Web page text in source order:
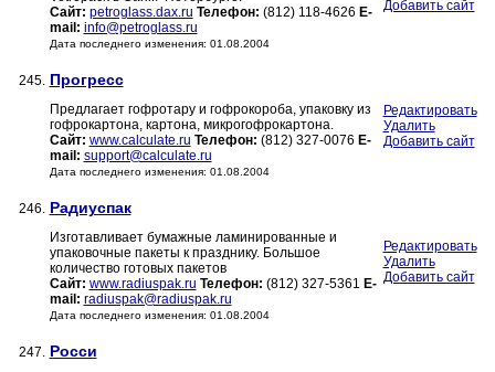
Сайт: petroglass.dax.ru Телефон: (812) 118-4626 E-
mail: info@petroglass.ru
Дата последнего изменения: 01.08.2004
Добавить сайт
245. Прогресс
Предлагает гофротару и гофрокороба, упаковку из
гофрокартона, картона, микрогофрокартона.
Сайт: www.calculate.ru Телефон: (812) 327-0076 E-
mail: support@calculate.ru
Дата последнего изменения: 01.08.2004
Редактировать
Удалить
Добавить сайт
246. Радиуспак
Изготавливает бумажные ламинированные и
упаковочные пакеты к празднику. Большое
количество готовых пакетов
Сайт: www.radiuspak.ru Телефон: (812) 327-5361 E-
mail: radiuspak@radiuspak.ru
Дата последнего изменения: 01.08.2004
Редактировать
Удалить
Добавить сайт
247. Росси